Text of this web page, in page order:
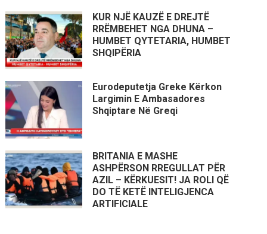
KUR NJË KAUZË E DREJTË
RRËMBEHET NGA DHUNA –
HUMBET QYTETARIA, HUMBET
SHQIPËRIA
Eurodeputetja Greke Kërkon
Largimin E Ambasadores
Shqiptare Në Greqi
BRITANIA E MASHE
ASHPËRSON RREGULLAT PËR
AZIL – KËRKUESIT! JA ROLI QË
DO TË KETË INTELIGJENCA
ARTIFICIALE